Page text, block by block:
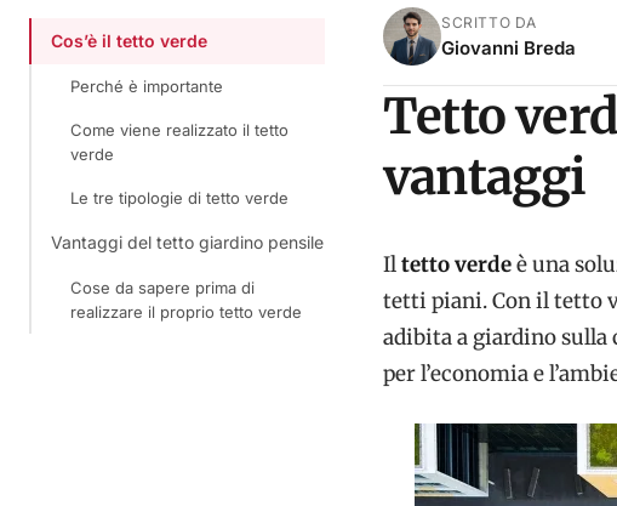
Cos’è il tetto verde
Perché è importante
Come viene realizzato il tetto
verde
Le tre tipologie di tetto verde
Vantaggi del tetto giardino pensile
Cose da sapere prima di
realizzare il proprio tetto verde
SCRITTO DA
Giovanni Breda
Tetto
vantaggi
Iltetto verdeè una
tetti piani. Con il tetto
adibita a giardino
per l’economia e